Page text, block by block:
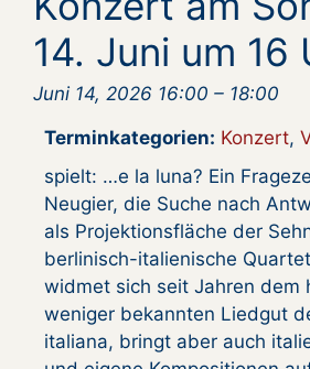
14. Juni um 16
Juni 14, 2026 16:00 – 18:00
Terminkategorien: Konzert,
spielt: …e la luna? Ein
Neugier, die Suche nach
als Projektionsfläche der
berlinisch-italienische
widmet sich seit Jahren dem
weniger bekannten Liedgut
italiana, bringt aber auch